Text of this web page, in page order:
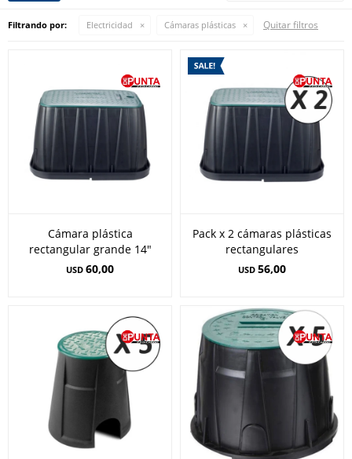
Filtrando por: Electricidad Cámaras plásticas Quitar filtros
Cámara plástica
rectangular grande 14"
USD 60,00
Pack x 2 cámaras plásticas
rectangulares
USD 56,00